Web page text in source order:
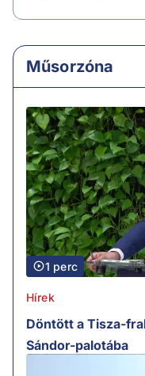
Műsorzóna
1 perc
Hírek
Döntött a Tisza-
Sándor-palotába